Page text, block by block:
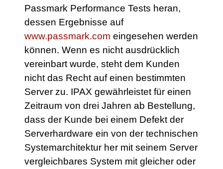
Passmark Performance Tests heran,
dessen Ergebnisse auf
www.passmark.com eingesehen werden
können. Wenn es nicht ausdrücklich
vereinbart wurde, steht dem Kunden
nicht das Recht auf einen bestimmten
Server zu. IPAX gewährleistet für einen
Zeitraum von drei Jahren ab Bestellung,
dass der Kunde bei einem Defekt der
Serverhardware ein von der technischen
Systemarchitektur her mit seinem Server
vergleichbares System mit gleicher oder